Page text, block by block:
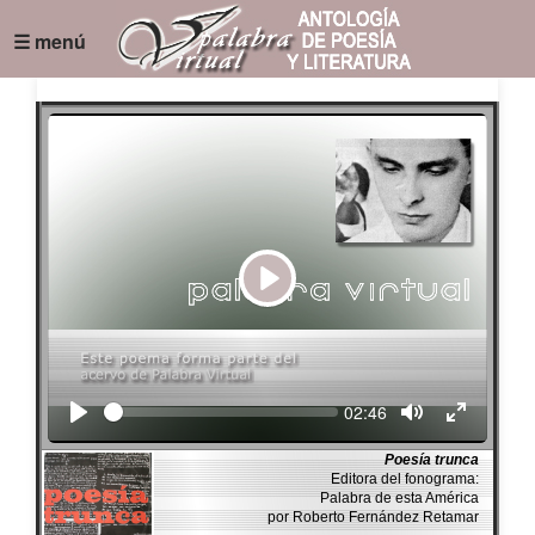
☰ menú
Play
Seek Current
02:46
Poesía trunca
Editora del fonograma:
Palabra de esta América
por Roberto Fernández Retamar